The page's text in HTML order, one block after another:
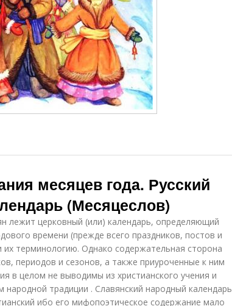
месяцев года. Русский
(Месяцеслов)
лежит церковный (или) календарь, определяющий
времени (прежде всего праздников, постов и
их терминологию. Однако содержательная сторона
периодов и сезонов, а также приуроченные к ним
в целом не выводимы из христианского учения и
традиции . Славянский народный календарь
ибо его мифопоэтическое содержание мало